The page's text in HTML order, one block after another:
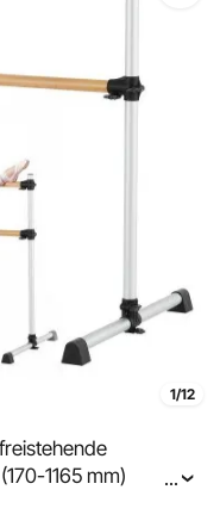
1/12
1165 mm)
...